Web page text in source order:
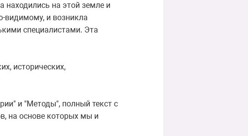
находились на этой земле и
видимому, и возникла
специалистами. Эта
исторических,
и "Методы", полный текст с
на основе которых мы и